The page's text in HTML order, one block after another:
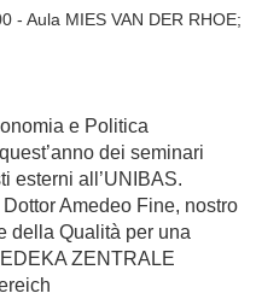
- Aula MIES VAN DER RHOE;
e Politica
dei seminari
esterni all’UNIBAS.
Amedeo Fine, nostro
della Qualità per una
ZENTRALE